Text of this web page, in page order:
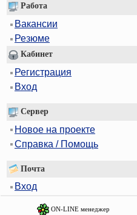
Работа
Вакансии
Резюме
Кабинет
Регистрация
Вход
Сервер
Новое на проекте
Справка / Помощь
Почта
Вход
ON-LINE менеджер